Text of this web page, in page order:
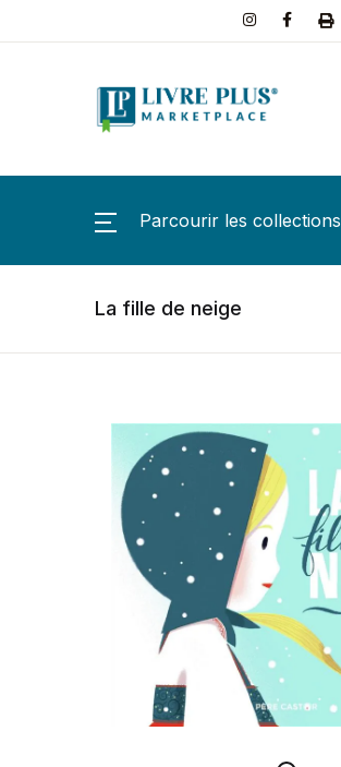
Parcourir les collections
La fille de neige